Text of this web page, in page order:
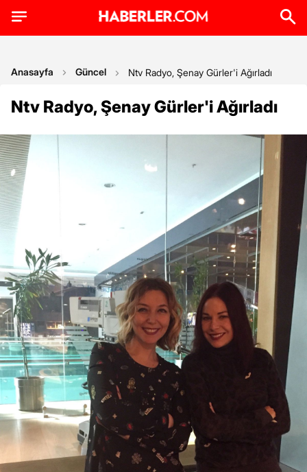
Anasayfa Güncel Ntv Radyo, Şenay Gürler'i Ağırladı
Ntv Radyo, Şenay Gürler'i Ağırladı